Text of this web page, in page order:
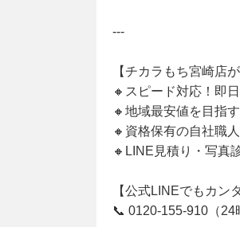
---
【チカラもち宮崎店
🔸スピード対応！即
🔸地域最安値を目指
🔸資格保有の自社職
🔸LINE見積り・写真
【公式LINEでもカン
📞 0120-155-910（24